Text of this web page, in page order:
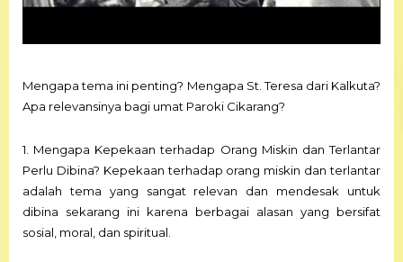
Mengapa tema ini penting? Mengapa St. Teresa dari Kalkuta?
Apa relevansinya bagi umat Paroki Cikarang?
1. Mengapa Kepekaan terhadap Orang Miskin dan Terlantar
Perlu Dibina? Kepekaan terhadap orang miskin dan terlantar
adalah tema yang sangat relevan dan mendesak untuk
dibina sekarang ini karena berbagai alasan yang bersifat
sosial, moral, dan spiritual.